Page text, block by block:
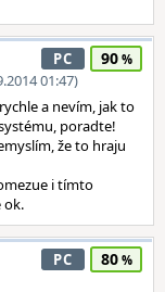
01:47)
PC 90
a nevím, jak to
poradte!
že to hraju
i tímto
ok.
PC 80